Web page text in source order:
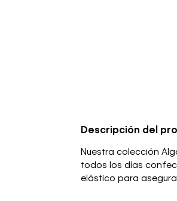
Descripción del
Nuestra colección
todos los días
elástico para